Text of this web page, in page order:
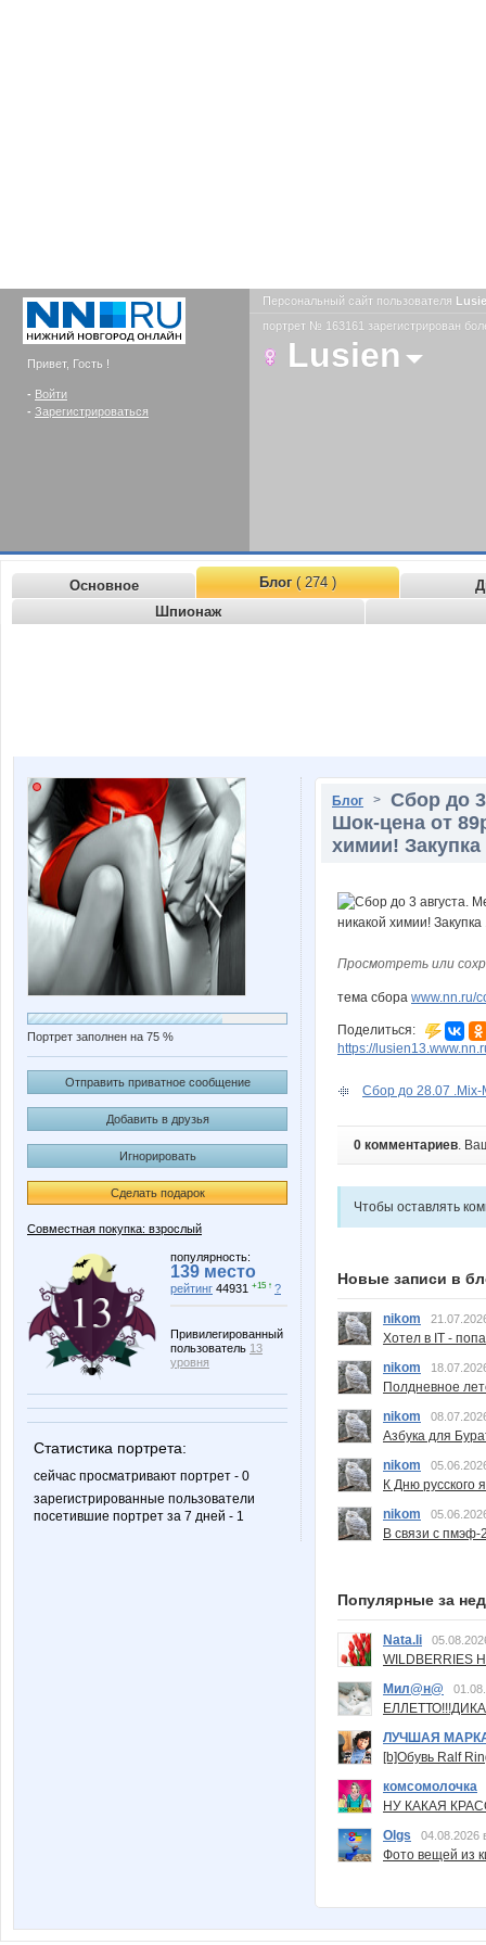
Привет, Гость !
- Войти
- Зарегистрироваться
Персональный сайт пользователя
портрет № 163161 зарегистрирован
Lusien
Основное Блог( 274 )
Шпионаж
Портрет заполнен на 75 %
Отправить приватное сообщение
Добавить в друзья
Игнорировать
Сделать подарок
Совместная покупка: взрослый
популярность:
139 место
рейтинг 44931 +15 ↑ ?
Привилегированный
пользователь 13
уровня
Статистика портрета:
сейчас просматривают портрет - 0
зарегистрированные пользователи
посетившие портрет за 7 дней - 1
Блог > Сбор до
Шок-цена от
химии! Закупка
Просмотреть или
тема сбора www.nn.ru/
Поделиться:
https://
Сбор до 28.07 .Mix-
0 комментариев.
Чтобы оставлять
Новые записи в
nikom
Хотел в IT -
nikom
Полдневное
nikom
Азбука для
nikom
К Дню русского
nikom
В связи с пмэф-
Популярные за
Nata.li
Мил@н@
ЛУЧШАЯ
[b]Обувь Ralf
комсомолочка
НУ КАКАЯ
Olgs
04.08.2026
Фото вещей из